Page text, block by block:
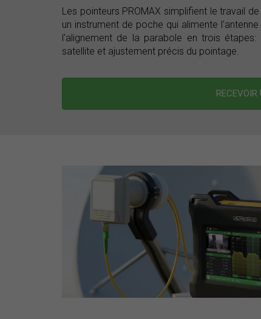
Les pointeurs PROMAX simplifient le travail
un instrument de poche qui alimente
l'alignement de la parabole en trois
satellite et ajustement précis du pointage.